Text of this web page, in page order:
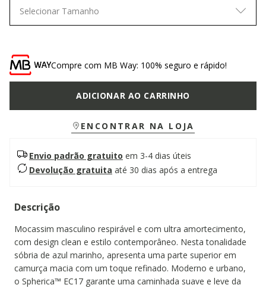
Selecionar Tamanho
Compre com MB Way: 100% seguro e rápido!
ADICIONAR AO CARRINHO
ENCONTRAR NA LOJA
Envio padrão gratuito em 3-4 dias úteis
Devolução gratuita até 30 dias após a entrega
Descrição
Mocassim masculino respirável e com ultra amortecimento,
com design clean e estilo contemporâneo. Nesta tonalidade
sóbria de azul marinho, apresenta uma parte superior em
camurça macia com um toque refinado. Moderno e urbano,
o Spherica™ EC17 garante uma caminhada suave e leve da